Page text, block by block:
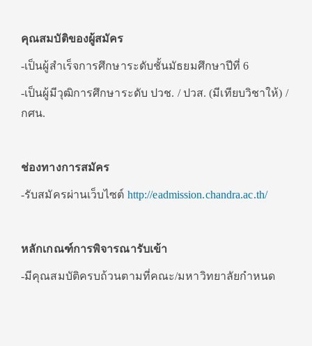
คุณสมบัติของผู้สมัคร
-เป็นผู้สำเร็จการศึกษาระดับชั้นมัธยมศึกษาปีที่ 6
-เป็นผู้มีวุฒิการศึกษาระดับ ปวช. / ปวส. (มีเทียบวิชาให้) /
กศน.
ช่องทางการสมัคร
-รับสมัครผ่านเว็บไซต์ http://eadmission.chandra.ac.th/
หลักเกณฑ์การพิจารณารับเข้า
-มีคุณสมบัติครบถ้วนตามที่คณะ/มหาวิทยาลัยกำหนด